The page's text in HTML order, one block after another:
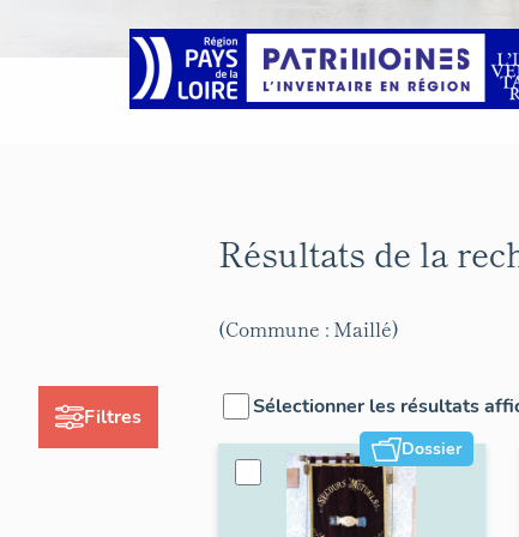
Filtres
Résultats de la
(Commune : Maillé)
Sélectionner les résultats
Dossier